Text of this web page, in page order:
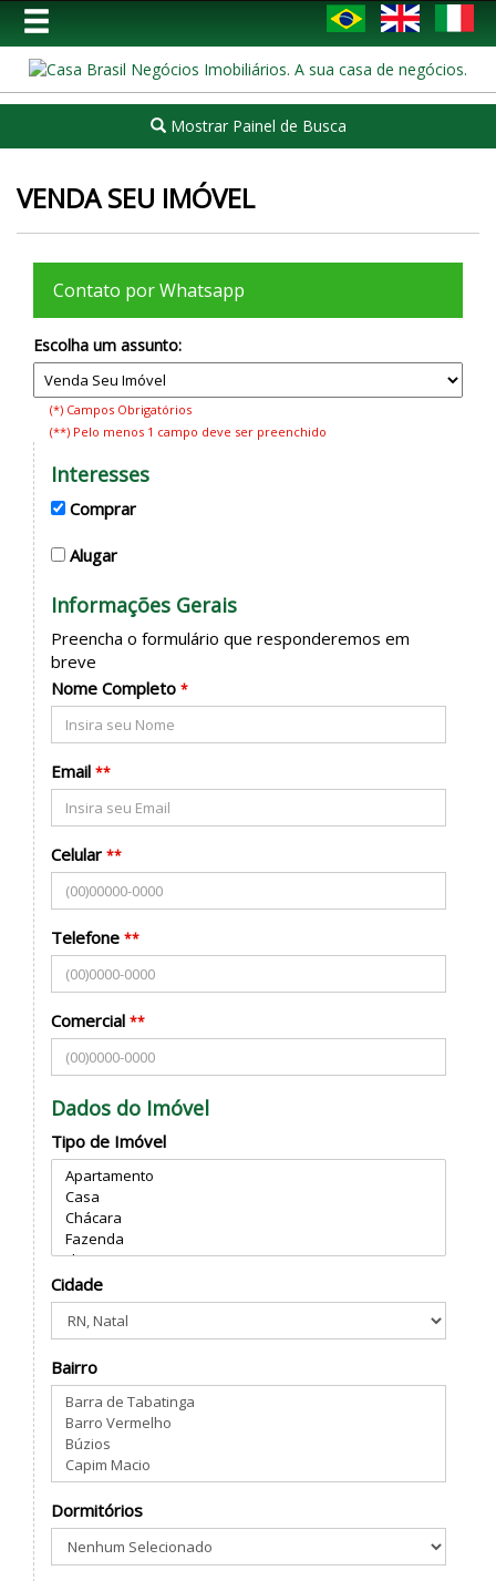
Mostrar Painel de Busca
VENDA SEU IMÓVEL
Contato por Whatsapp
Escolha um assunto:
(*) Campos Obrigatórios
(**) Pelo menos 1 campo deve ser preenchido
Interesses
Comprar
Alugar
Informações Gerais
Preencha o formulário que responderemos em
breve
Nome Completo *
Email **
Celular **
Telefone **
Comercial **
Dados do Imóvel
Tipo de Imóvel
Cidade
Bairro
Dormitórios